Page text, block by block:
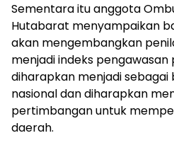
Sementara itu anggota
Hutabarat menyampaikan
akan mengembangkan
menjadi indeks
diharapkan menjadi sebagai
nasional dan diharapkan
pertimbangan untuk
daerah.